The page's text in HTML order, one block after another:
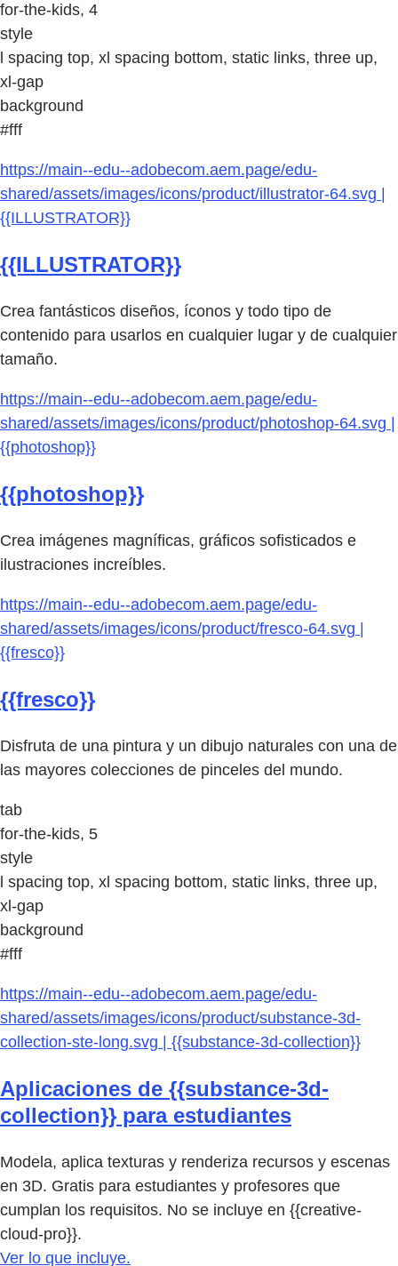
for-the-kids, 4
style
l spacing top, xl spacing bottom, static links, three up,
xl-gap
background
#fff
https://main--edu--adobecom.aem.page/edu-
shared/assets/images/icons/product/illustrator-64.svg |
{{ILLUSTRATOR}}
{{ILLUSTRATOR}}
Crea fantásticos diseños, íconos y todo tipo de
contenido para usarlos en cualquier lugar y de cualquier
tamaño.
https://main--edu--adobecom.aem.page/edu-
shared/assets/images/icons/product/photoshop-64.svg |
{{photoshop}}
{{photoshop}}
Crea imágenes magníficas, gráficos sofisticados e
ilustraciones increíbles.
https://main--edu--adobecom.aem.page/edu-
shared/assets/images/icons/product/fresco-64.svg |
{{fresco}}
{{fresco}}
Disfruta de una pintura y un dibujo naturales con una de
las mayores colecciones de pinceles del mundo.
tab
for-the-kids, 5
style
l spacing top, xl spacing bottom, static links, three up,
xl-gap
background
#fff
https://main--edu--adobecom.aem.page/edu-
shared/assets/images/icons/product/substance-3d-
collection-ste-long.svg | {{substance-3d-collection}}
Aplicaciones de {{substance-3d-
collection}} para estudiantes
Modela, aplica texturas y renderiza recursos y escenas
en 3D. Gratis para estudiantes y profesores que
cumplan los requisitos. No se incluye en {{creative-
cloud-pro}}.
Ver lo que incluye.